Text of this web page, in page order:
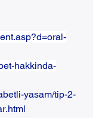
hakkinda-
yasam/tip-2-